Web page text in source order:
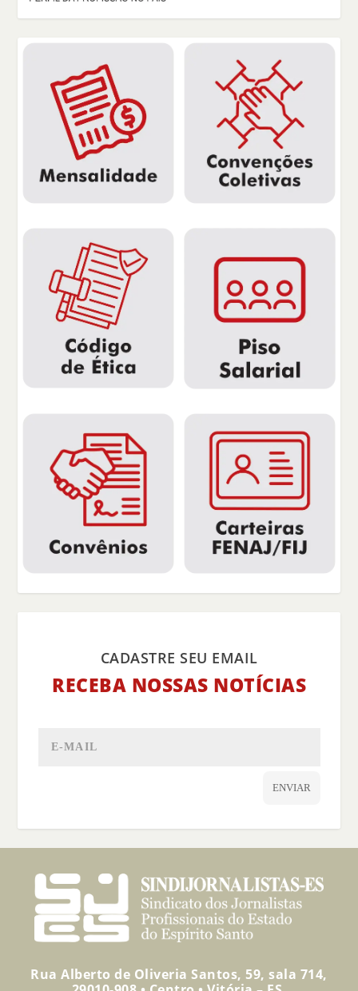
CADASTRE SEU EMAIL
RECEBA NOSSAS NOTÍCIAS
ENVIAR
Rua Alberto de Oliveria Santos, 59, sala 714,